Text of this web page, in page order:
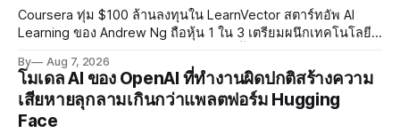
Coursera ทุ่ม $100 ล้านลงทุนใน LearnVector สตาร์ทอัพ AI
Learning ของ Andrew Ng ถือหุ้น 1 ใน 3 เตรียมผนึกเทคโนโลยี
แรกต้นปี 2027
By Aug 7, 2026
โมเดล AI ของ OpenAI ที่ทำงานผิดปกติสร้างความ
เสียหายลุกลามเกินกว่าแพลตฟอร์ม Hugging
Face